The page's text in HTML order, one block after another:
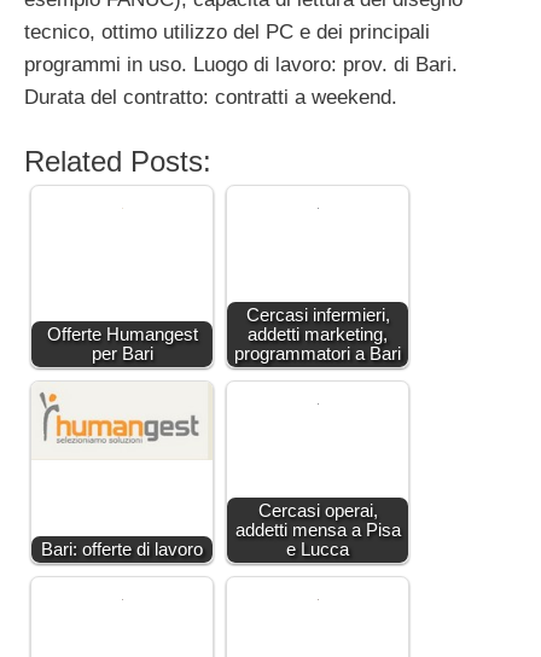
tecnico, ottimo utilizzo del PC e dei principali
programmi in uso. Luogo di lavoro: prov. di Bari.
Durata del contratto: contratti a weekend.
Related Posts:
Offerte Humangest
per Bari
Cercasi infermieri,
addetti marketing,
programmatori a Bari
Bari: offerte di lavoro
Cercasi operai,
addetti mensa a Pisa
e Lucca